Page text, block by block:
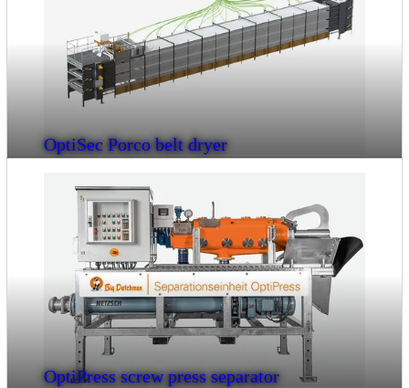
OptiSec Porco belt dryer
OptiPress screw press separator